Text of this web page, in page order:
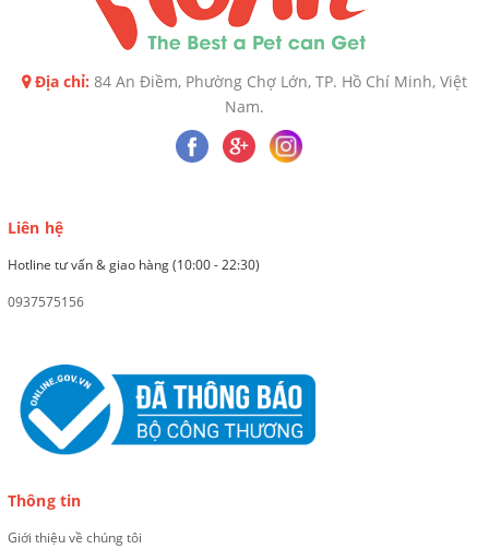
Địa chỉ: 84 An Điềm, Phường Chợ Lớn, TP. Hồ Chí Minh, Việt
Nam.
Liên hệ
Hotline tư vấn & giao hàng (10:00 - 22:30)
0937575156
Thông tin
Giới thiệu về chúng tôi